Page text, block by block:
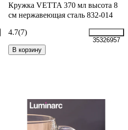
Кружка VETTA 370 мл высота 8
см нержавеющая сталь 832-014
4.7(7)
35326957
В корзину